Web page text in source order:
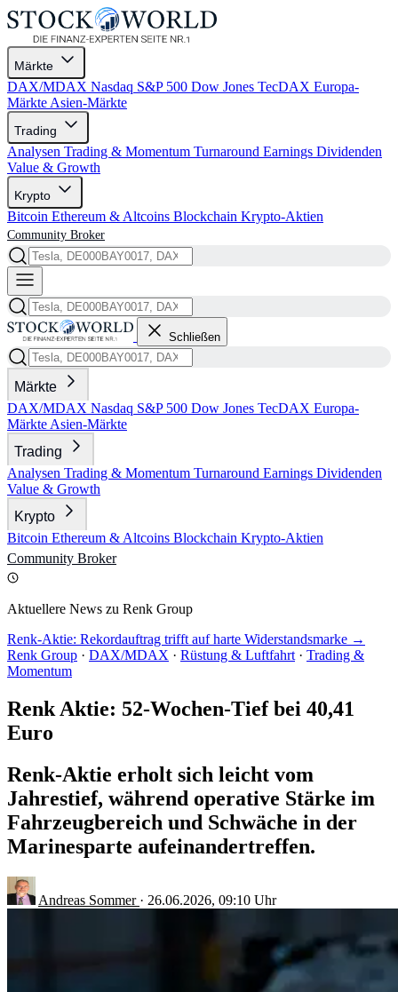
Märkte
DAX/MDAX Nasdaq S&P 500 Dow Jones TecDAX Europa-
Märkte Asien-Märkte
Trading
Analysen Trading & Momentum Turnaround Earnings Dividenden
Value & Growth
Krypto
Bitcoin Ethereum & Altcoins Blockchain Krypto-Aktien
Community Broker
Schließen
Märkte
DAX/MDAX Nasdaq S&P 500 Dow Jones TecDAX Europa-
Märkte Asien-Märkte
Trading
Analysen Trading & Momentum Turnaround Earnings Dividenden
Value & Growth
Krypto
Bitcoin Ethereum & Altcoins Blockchain Krypto-Aktien
Community Broker
Aktuellere News zu Renk Group
Renk-Aktie: Rekordauftrag trifft auf harte Widerstandsmarke →
Renk Group · DAX/MDAX · Rüstung & Luftfahrt · Trading &
Momentum
Renk Aktie: 52-Wochen-Tief bei 40,41
Euro
Renk-Aktie erholt sich leicht vom
Jahrestief, während operative Stärke im
Fahrzeugbereich und Schwäche in der
Marinesparte aufeinandertreffen.
Andreas Sommer · 26.06.2026, 09:10 Uhr